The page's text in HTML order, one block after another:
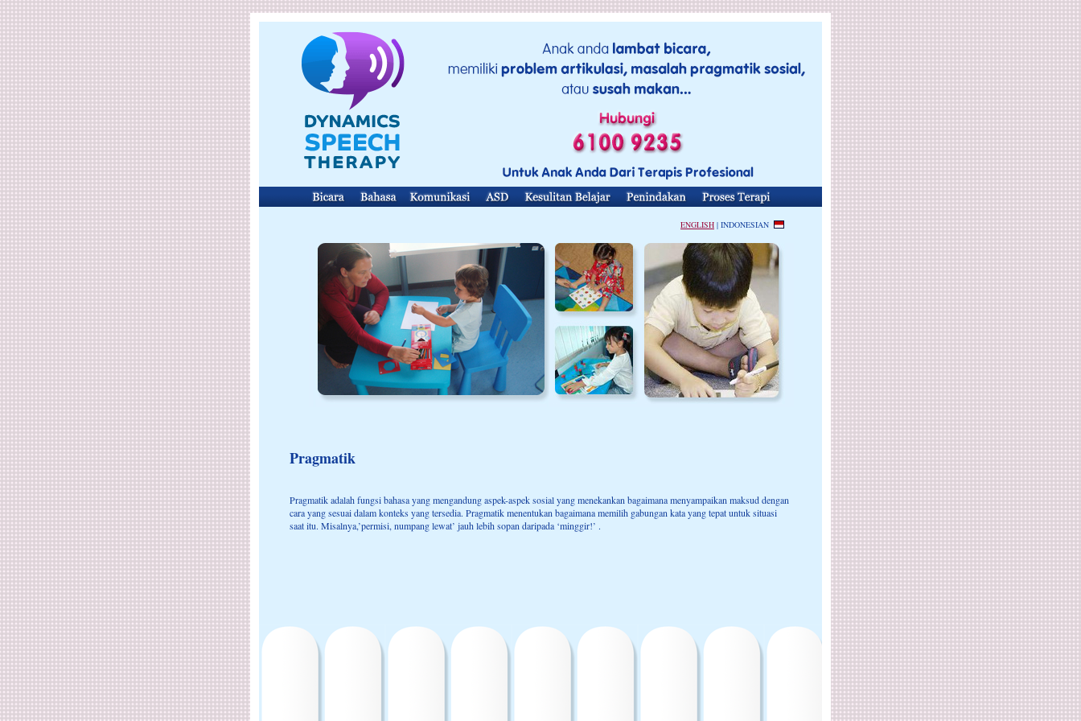
ENGLISH | INDONESIAN
Pragmatik
Pragmatik adalah fungsi bahasa yang mengandung aspek-aspek sosial yang menekankan bagaimana menyampaikan maksud dengan
cara yang sesuai dalam konteks yang tersedia. Pragmatik menentukan bagaimana memilih gabungan kata yang tepat untuk situasi
saat itu. Misalnya,’permisi, numpang lewat’ jauh lebih sopan daripada ‘minggir!’ .